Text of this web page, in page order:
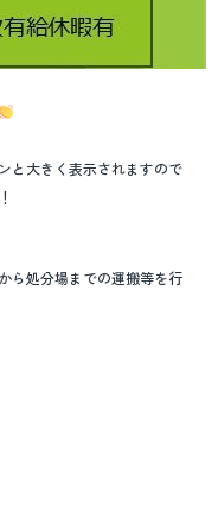
と大きく表示されますので
ら処分場までの運搬等を行